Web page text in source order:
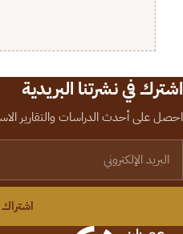
اشترك في نشرتنا البريدية
احصل على أحدث الدراسات والتقارير
اشتراك